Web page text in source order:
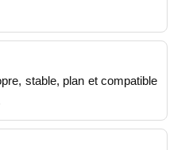
stable, plan et compatible